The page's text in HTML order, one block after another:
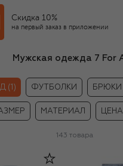
Скидка 10%
на первый заказ в приложении
(1) ФУТБОЛКИ БРЮКИ
МАТЕРИАЛ ЦЕНА
143 товара